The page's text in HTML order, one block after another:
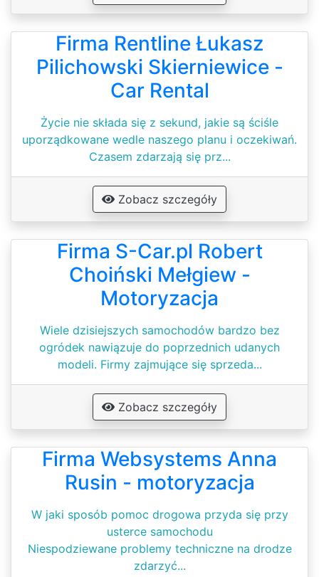
Firma Rentline Łukasz
Pilichowski Skierniewice -
Car Rental
Życie nie składa się z sekund, jakie są ściśle
uporządkowane wedle naszego planu i oczekiwań.
Czasem zdarzają się prz...
Zobacz szczegóły
Firma S-Car.pl Robert
Choiński Mełgiew -
Motoryzacja
Wiele dzisiejszych samochodów bardzo bez
ogródek nawiązuje do poprzednich udanych
modeli. Firmy zajmujące się sprzeda...
Zobacz szczegóły
Firma Websystems Anna
Rusin - motoryzacja
W jaki sposób pomoc drogowa przyda się przy
usterce samochodu
Niespodziewane problemy techniczne na drodze
zdarzyć...